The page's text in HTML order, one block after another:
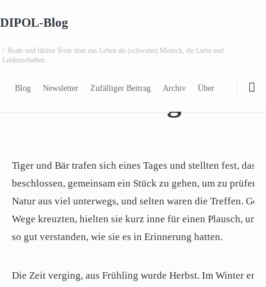
DIPOL-Blog
/
Reale und fiktive Texte über das Leben als (schwuler) Mensch, die Liebe und
Leidenschaften.
Blog Newsletter Zufälliger Beitrag Archiv Über
15.02.2009
Tiger
Tiger und Bär trafen sich eines Tages und stellten fest, dass
beschlossen, gemeinsam ein Stück zu gehen, um zu
Natur aus viel unterwegs, und selten waren die Treffen.
Wege kreuzten, hielten sie kurz inne für einen Plausch, um
so gut verstanden, wie sie es in Erinnerung hatten.
Die Zeit verging, aus Frühling wurde Herbst. Im Winter